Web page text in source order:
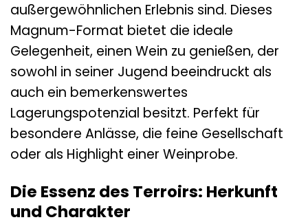
außergewöhnlichen Erlebnis sind. Dieses
Magnum-Format bietet die ideale
Gelegenheit, einen Wein zu genießen, der
sowohl in seiner Jugend beeindruckt als
auch ein bemerkenswertes
Lagerungspotenzial besitzt. Perfekt für
besondere Anlässe, die feine Gesellschaft
oder als Highlight einer Weinprobe.
Die Essenz des Terroirs: Herkunft
und Charakter